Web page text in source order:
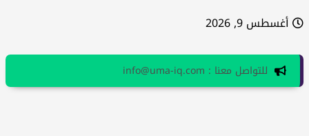
أغسطس 9, 2026
للتواصل معنا : info@uma-iq.com